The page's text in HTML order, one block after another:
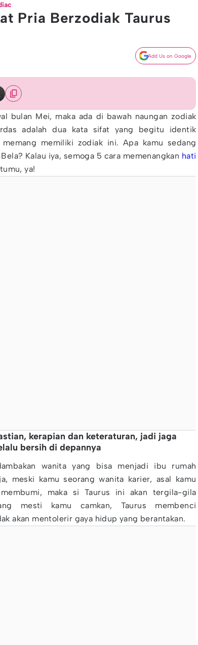
Pria Berzodiak Taurus
Add Us on Google
bulan Mei, maka ada di bawah naungan zodiak
adalah dua kata sifat yang begitu identik
memiliki zodiak ini. Apa kamu sedang
Kalau iya, semoga 5 cara memenangkan hati
ya!
kerapian dan keteraturan, jadi jaga
bersih di depannya
wanita yang bisa menjadi ibu rumah
meski kamu seorang wanita karier, asal kamu
maka si Taurus ini akan tergila-gila
mesti kamu camkan, Taurus membenci
akan mentolerir gaya hidup yang berantakan.